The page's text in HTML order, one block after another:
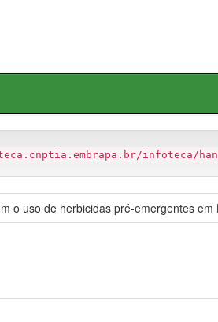
infoteca/
o uso de herbicidas pré-emergentes